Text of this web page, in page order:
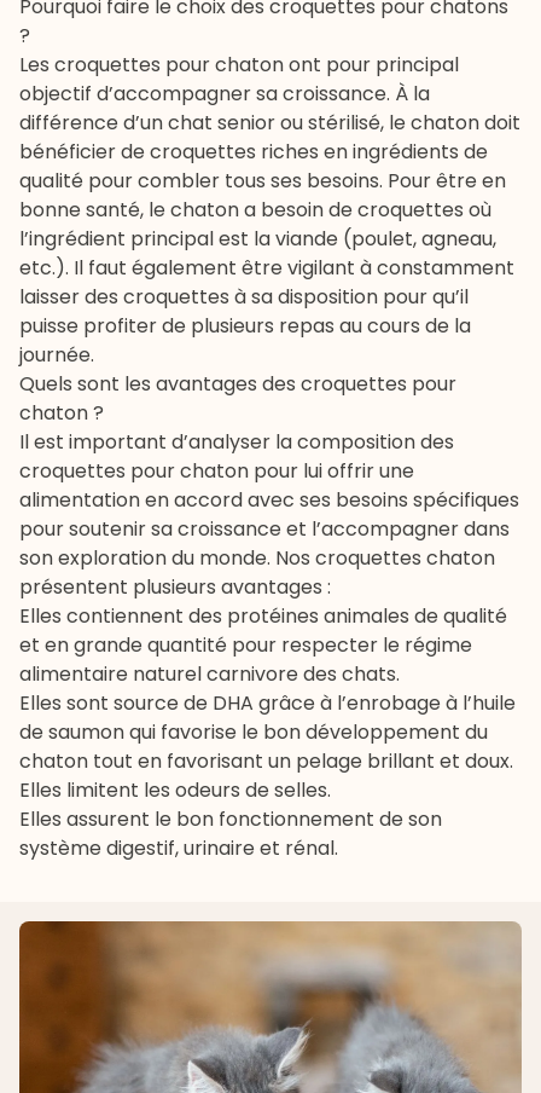
Pourquoi faire le choix des croquettes pour chatons
?
Les croquettes pour chaton ont pour principal
objectif d’accompagner sa croissance. À la
différence d’un chat senior ou stérilisé, le chaton doit
bénéficier de croquettes riches en ingrédients de
qualité pour combler tous ses besoins. Pour être en
bonne santé, le chaton a besoin de croquettes où
l’ingrédient principal est la viande (poulet, agneau,
etc.). Il faut également être vigilant à constamment
laisser des croquettes à sa disposition pour qu’il
puisse profiter de plusieurs repas au cours de la
journée.
Quels sont les avantages des croquettes pour
chaton ?
Il est important d’analyser la composition des
croquettes pour chaton pour lui offrir une
alimentation en accord avec ses besoins spécifiques
pour soutenir sa croissance et l’accompagner dans
son exploration du monde. Nos croquettes chaton
présentent plusieurs avantages :
Elles contiennent des protéines animales de qualité
et en grande quantité pour respecter le régime
alimentaire naturel carnivore des chats.
Elles sont source de DHA grâce à l’enrobage à l’huile
de saumon qui favorise le bon développement du
chaton tout en favorisant un pelage brillant et doux.
Elles limitent les odeurs de selles.
Elles assurent le bon fonctionnement de son
système digestif, urinaire et rénal.